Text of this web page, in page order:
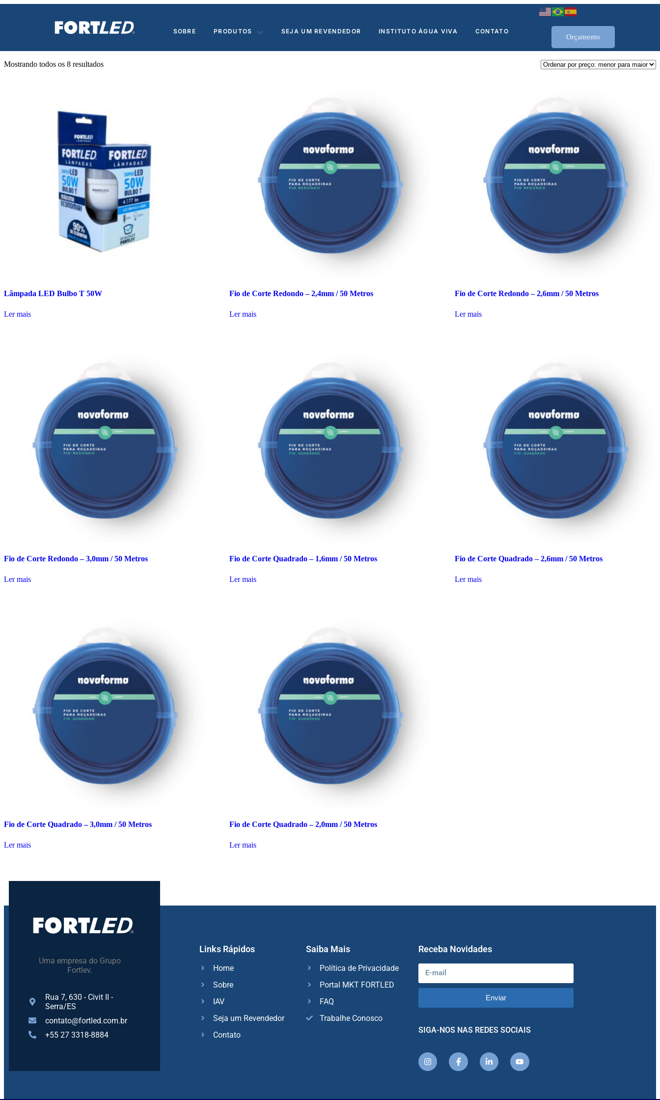
SOBRE PRODUTOS SEJA UM REVENDEDOR INSTITUTO ÁGUA VIVA CONTATO
Orçamento
Mostrando todos os 8 resultados
Lâmpada LED Bulbo T 50W
Ler mais
Fio de Corte Redondo – 2,4mm / 50 Metros
Ler mais
Fio de Corte Redondo – 2,6mm / 50 Metros
Ler mais
Fio de Corte Redondo – 3,0mm / 50 Metros
Ler mais
Fio de Corte Quadrado – 1,6mm / 50 Metros
Ler mais
Fio de Corte Quadrado – 2,6mm / 50 Metros
Ler mais
Fio de Corte Quadrado – 3,0mm / 50 Metros
Ler mais
Fio de Corte Quadrado – 2,0mm / 50 Metros
Ler mais
Uma empresa do Grupo
Fortlev.
Rua 7, 630 - Civit II -
Serra/ES
contato@fortled.com.br
+55 27 3318-8884
Links Rápidos
Home
Sobre
IAV
Seja um Revendedor
Contato
Saiba Mais
Política de Privacidade
Portal MKT FORTLED
FAQ
Trabalhe Conosco
Receba Novidades
Enviar
SIGA-NOS NAS REDES SOCIAIS